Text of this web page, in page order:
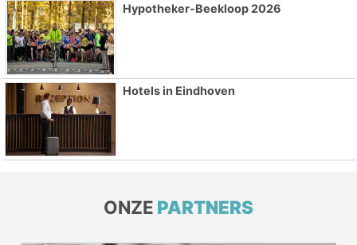
Hypotheker-Beekloop 2026
Hotels in Eindhoven
ONZE PARTNERS